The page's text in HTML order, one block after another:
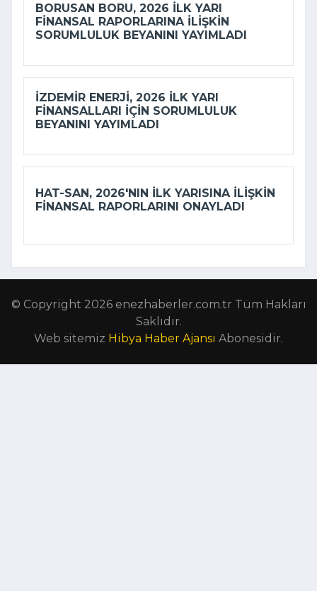
BORUSAN BORU, 2026 ILK YARI
FINANSAL RAPORLARINA ILIŞKIN
SORUMLULUK BEYANINI YAYIMLADI
İZDEMİR ENERJI, 2026 ILK YARI
FINANSALLARI IÇIN SORUMLULUK
BEYANINI YAYIMLADI
HAT-SAN, 2026'NIN ILK YARISINA ILIŞKIN
FINANSAL RAPORLARINI ONAYLADI
© Copyright 2026 enezhaberler.com.tr Tüm Hakları
Saklıdır.
Web sitemiz Hibya Haber Ajansı Abonesidir.